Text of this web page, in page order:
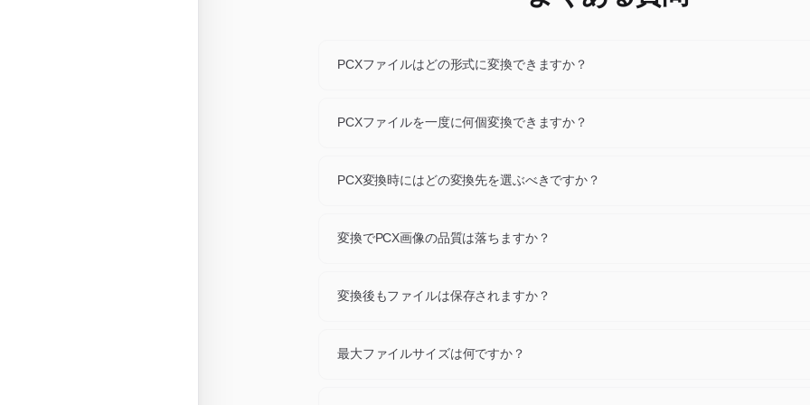
PCXファイルはどの形式に変換できますか？
できます。ファイルをドロップ後、ドロップダウンで変換先拡張子を選び「変換」
PCXファイルを一度に何個変換できますか？
ブとしてダウンロードできます。
PCX変換時にはどの変換先を選ぶべきですか？
ァビコンにはICOを選択してください。迷ったらJPGとPNGが最も安全です。
変換でPCX画像の品質は落ちますか？
トは非常に稀で、通常の表示サイズでは元画像とほぼ区別できません。
変換後もファイルは保存されますか？
トは不要で、データ共有もありません。
最大ファイルサイズは何ですか？